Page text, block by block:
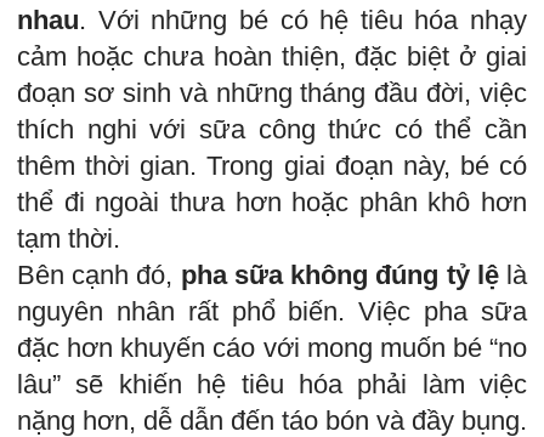
nhau. Với những bé có hệ tiêu hóa nhạy
cảm hoặc chưa hoàn thiện, đặc biệt ở giai
đoạn sơ sinh và những tháng đầu đời, việc
thích nghi với sữa công thức có thể cần
thêm thời gian. Trong giai đoạn này, bé có
thể đi ngoài thưa hơn hoặc phân khô hơn
tạm thời.
Bên cạnh đó, pha sữa không đúng tỷ lệlà
nguyên nhân rất phổ biến. Việc pha sữa
đặc hơn khuyến cáo với mong muốn bé “no
lâu” sẽ khiến hệ tiêu hóa phải làm việc
nặng hơn, dễ dẫn đến táo bón và đầy bụng.